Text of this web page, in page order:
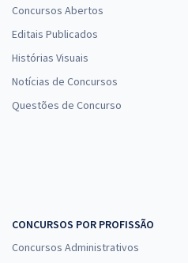
Concursos Abertos
Editais Publicados
Histórias Visuais
Notícias de Concursos
Questões de Concurso
CONCURSOS POR PROFISSÃO
Concursos Administrativos